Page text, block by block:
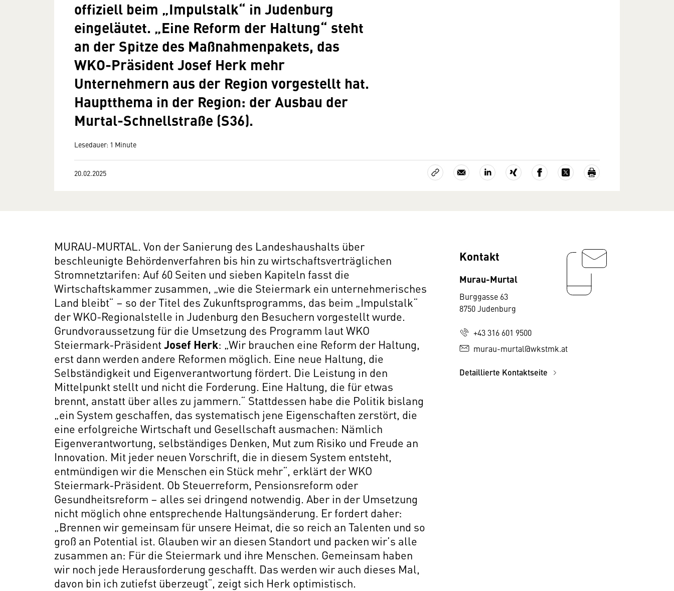
offiziell beim „Impulstalk“ in Judenburg
eingeläutet. „Eine Reform der Haltung“ steht
an der Spitze des Maßnahmenpakets, das
WKO-Präsident Josef Herk mehr
Unternehmern aus der Region vorgestellt hat.
Hauptthema in der Region: der Ausbau der
Murtal-Schnellstraße (S36).
Lesedauer: 1 Minute
20.02.2025
MURAU-MURTAL. Von der Sanierung des Landeshaushalts über
beschleunigte Behördenverfahren bis hin zu wirtschaftsverträglichen
Stromnetztarifen: Auf 60 Seiten und sieben Kapiteln fasst die
Wirtschaftskammer zusammen, „wie die Steiermark ein unternehmerisches
Land bleibt“ – so der Titel des Zukunftsprogramms, das beim „Impulstalk“
der WKO-Regionalstelle in Judenburg den Besuchern vorgestellt wurde.
Grundvoraussetzung für die Umsetzung des Programm laut WKO
Steiermark-PräsidentJosef Herk: „Wir brauchen eine Reform der Haltung,
erst dann werden andere Reformen möglich. Eine neue Haltung, die
Selbständigkeit und Eigenverantwortung fördert. Die Leistung in den
Mittelpunkt stellt und nicht die Forderung. Eine Haltung, die für etwas
brennt, anstatt über alles zu jammern.“ Stattdessen habe die Politik bislang
„ein System geschaffen, das systematisch jene Eigenschaften zerstört, die
eine erfolgreiche Wirtschaft und Gesellschaft ausmachen: Nämlich
Eigenverantwortung, selbständiges Denken, Mut zum Risiko und Freude an
Innovation. Mit jeder neuen Vorschrift, die in diesem System entsteht,
entmündigen wir die Menschen ein Stück mehr“, erklärt der WKO
Steiermark-Präsident. Ob Steuerreform, Pensionsreform oder
Gesundheitsreform – alles sei dringend notwendig. Aber in der Umsetzung
nicht möglich ohne entsprechende Haltungsänderung. Er fordert daher:
„Brennen wir gemeinsam für unsere Heimat, die so reich an Talenten und so
groß an Potential ist. Glauben wir an diesen Standort und packen wir’s alle
zusammen an: Für die Steiermark und ihre Menschen. Gemeinsam haben
wir noch jede Herausforderung geschafft. Das werden wir auch dieses Mal,
davon bin ich zutiefst überzeugt“, zeigt sich Herk optimistisch.
Kontakt
Murau-Murtal
Burggasse 63
8750 Judenburg
+43 316 601 9500
murau-murtal@wkstmk.at
Detaillierte Kontaktseite